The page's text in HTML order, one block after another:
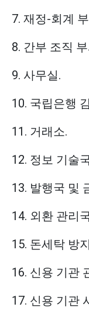
7. 재정-회계
8. 간부 조직
9. 사무실.
10. 국립은행
11. 거래소.
12. 정보 기술
13. 발행국 및
14. 외환 관리
15. 돈세탁 방
16. 신용 기관
17. 신용 기관